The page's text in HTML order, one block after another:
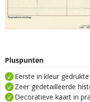
Pluspunten
Eerste in kleur
Zeer gedetailleerde
Decoratieve kaart in